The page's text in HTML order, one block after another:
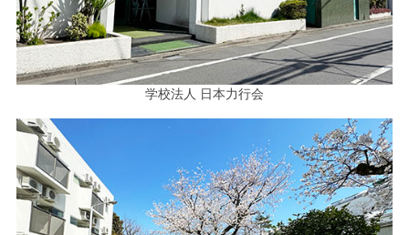
学校法人 日本力行会